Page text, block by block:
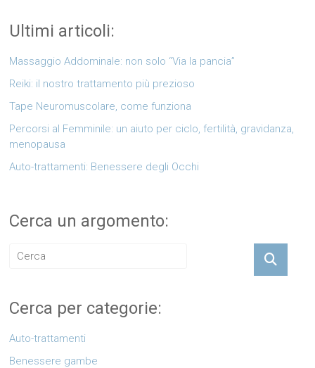
Ultimi articoli:
Massaggio Addominale: non solo “Via la pancia”
Reiki: il nostro trattamento più prezioso
Tape Neuromuscolare, come funziona
Percorsi al Femminile: un aiuto per ciclo, fertilità, gravidanza,
menopausa
Auto-trattamenti: Benessere degli Occhi
Cerca un argomento:
Cerca per categorie:
Auto-trattamenti
Benessere gambe